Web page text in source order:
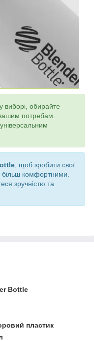
виборі, обирайте
потребам.
, щоб зробити свої
більш комфортними.
зручністю та
Bottle
пластик